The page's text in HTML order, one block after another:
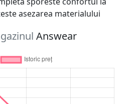
asezarea materialului
Answear